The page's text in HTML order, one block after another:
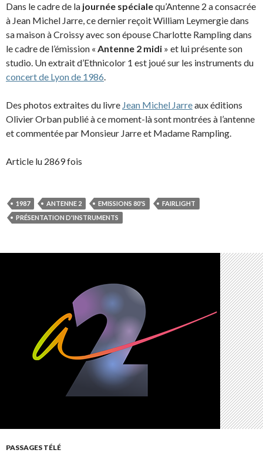
Dans le cadre de la journée spécialequ’Antenne 2 a consacrée
à Jean Michel Jarre, ce dernier reçoit William Leymergie dans
sa maison à Croissy avec son épouse Charlotte Rampling dans
le cadre de l’émission « Antenne 2 midi » et lui présente son
studio. Un extrait d’Ethnicolor 1 est joué sur les instruments du
concert de Lyon de 1986.
Des photos extraites du livre Jean Michel Jarreaux éditions
Olivier Orban publié à ce moment-là sont montrées à l’antenne
et commentée par Monsieur Jarre et Madame Rampling.
Article lu 2869 fois
1987 ANTENNE 2 EMISSIONS 80'S
FAIRLIGHT
PRÉSENTATION D'INSTRUMENTS
PASSAGES TÉLÉ